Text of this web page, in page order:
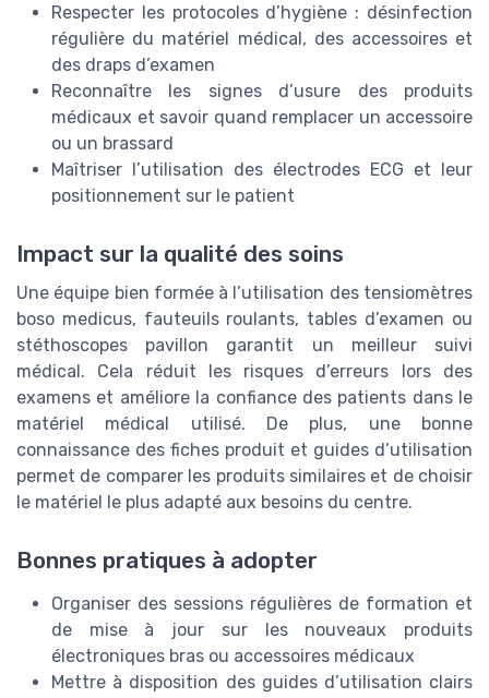
Respecter les protocoles d’hygiène : désinfection
régulière du matériel médical, des accessoires et
des draps d’examen
Reconnaître les signes d’usure des produits
médicaux et savoir quand remplacer un accessoire
ou un brassard
Maîtriser l’utilisation des électrodes ECG et leur
positionnement sur le patient
Impact sur la qualité des soins
Une équipe bien formée à l’utilisation des tensiomètres
boso medicus, fauteuils roulants, tables d’examen ou
stéthoscopes pavillon garantit un meilleur suivi
médical. Cela réduit les risques d’erreurs lors des
examens et améliore la confiance des patients dans le
matériel médical utilisé. De plus, une bonne
connaissance des fiches produit et guides d’utilisation
permet de comparer les produits similaires et de choisir
le matériel le plus adapté aux besoins du centre.
Bonnes pratiques à adopter
Organiser des sessions régulières de formation et
de mise à jour sur les nouveaux produits
électroniques bras ou accessoires médicaux
Mettre à disposition des guides d’utilisation clairs